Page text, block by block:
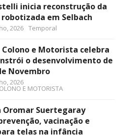
inicia reconstrução da
em Selbach
2026 Temporal
Colono e Motorista celebra
o desenvolvimento de
Novembro
2026
E MOTORISTA
Oromar Suertegaray
vacinação e
telas na infância